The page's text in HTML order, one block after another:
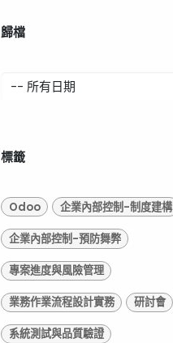
歸檔
標籤
Odoo 企業內部控制-制度建構
企業內部控制-預防舞弊
專案進度與風險管理
業務作業流程設計實務 研討會
系統測試與品質驗證